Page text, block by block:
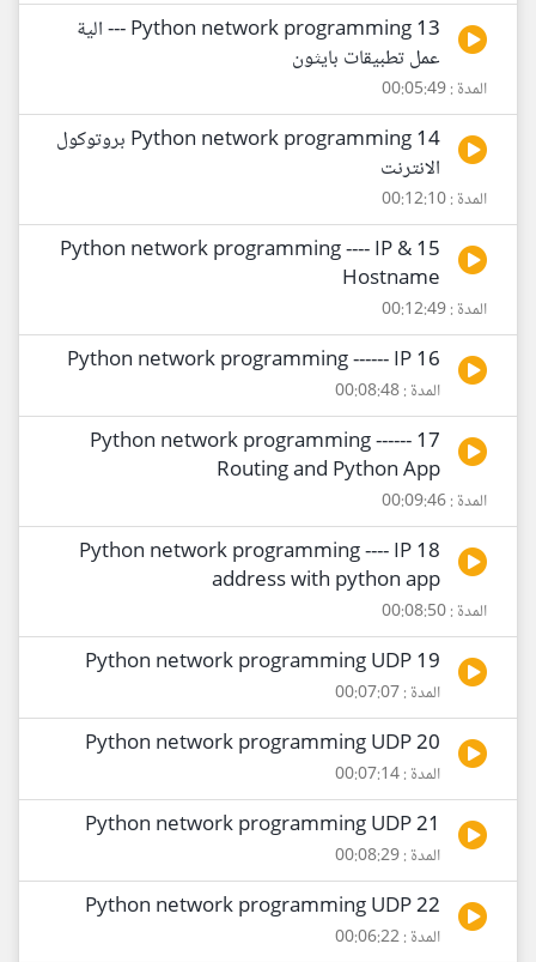
13 Python network programming --- الية
عمل تطبيقات بايثون
المدة : 00:05:49
14 Python network programming بروتوكول
الانترنت
المدة : 00:12:10
15 Python network programming ---- IP &
Hostname
المدة : 00:12:49
16 Python network programming ------ IP
المدة : 00:08:48
17 Python network programming ------
Routing and Python App
المدة : 00:09:46
18 Python network programming ---- IP
address with python app
المدة : 00:08:50
19 Python network programming UDP
المدة : 00:07:07
20 Python network programming UDP
المدة : 00:07:14
21 Python network programming UDP
المدة : 00:08:29
22 Python network programming UDP
المدة : 00:06:22